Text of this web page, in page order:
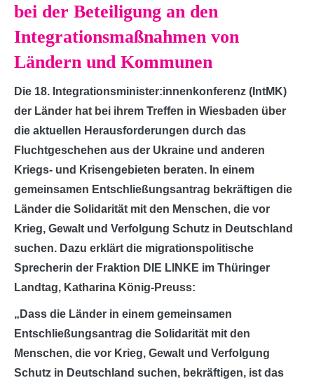
bei der Beteiligung an den
Integrationsmaßnahmen von
Ländern und Kommunen
Die 18. Integrationsminister:innenkonferenz (IntMK)
der Länder hat bei ihrem Treffen in Wiesbaden über
die aktuellen Herausforderungen durch das
Fluchtgeschehen aus der Ukraine und anderen
Kriegs- und Krisengebieten beraten. In einem
gemeinsamen Entschließungsantrag bekräftigen die
Länder die Solidarität mit den Menschen, die vor
Krieg, Gewalt und Verfolgung Schutz in Deutschland
suchen. Dazu erklärt die migrationspolitische
Sprecherin der Fraktion DIE LINKE im Thüringer
Landtag, Katharina König-Preuss:
„Dass die Länder in einem gemeinsamen
Entschließungsantrag die Solidarität mit den
Menschen, die vor Krieg, Gewalt und Verfolgung
Schutz in Deutschland suchen, bekräftigen, ist das